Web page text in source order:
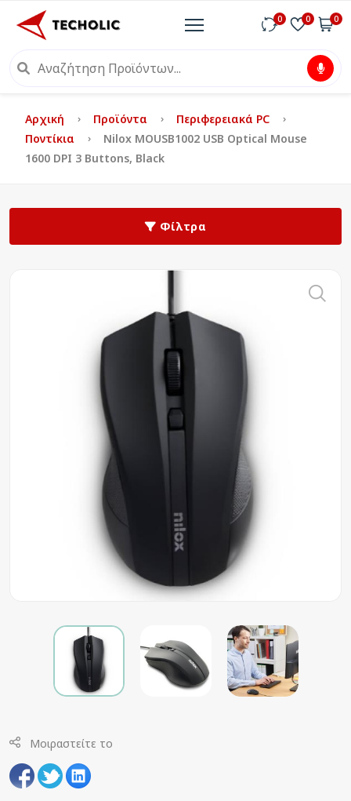
0 0 0
Αρχική Προϊόντα
Περιφερειακά PC
Ποντίκια
Nilox MOUSB1002 USB Optical Mouse
1600 DPI 3 Buttons, Black
Φίλτρα
Μοιραστείτε το